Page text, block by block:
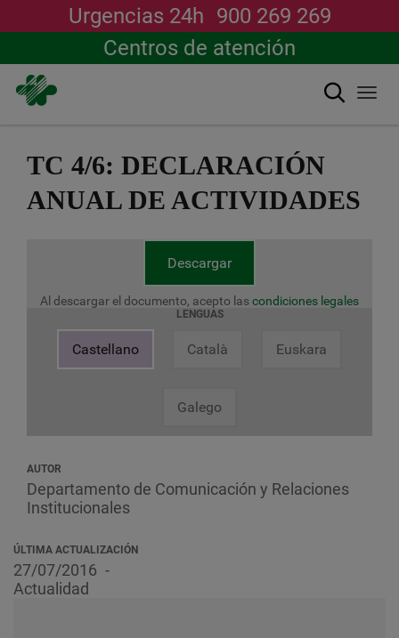
contenido
Urgencias 24h 900 269 269
Centros de atención
Buscar
TC 4/6: DECLARACIÓN
ANUAL DE ACTIVIDADES
Descargar
Al descargar el documento, acepto lascondiciones legales
LENGUAS
Castellano Català Euskara
Galego
AUTOR
Departamento de Comunicación y Relaciones
Institucionales
ÚLTIMA ACTUALIZACIÓN
27/07/2016
Actualidad